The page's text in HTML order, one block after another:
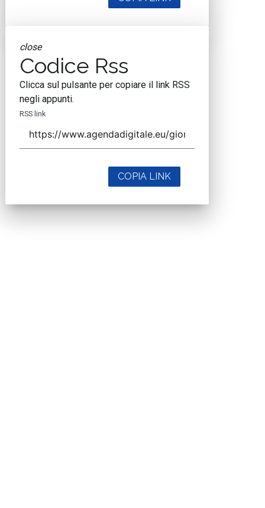
close
Codice Rss
Clicca sul pulsante per copiare il link RSS
negli appunti.
RSS link
COPIA LINK